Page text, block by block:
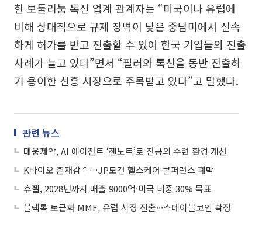
한 보툴리눔 톡신 업계 관계자는 “미국이나 유럽에
비해 상대적으로 규제 장벽이 낮은 중남미에서 신속
하게 허가를 받고 진출할 수 있어 한국 기업들의 진출
사례가 늘고 있다”면서 “필러와 톡신을 동반 진출하
기 용이한 신흥 시장으로 주목받고 있다”고 말했다.
관련 뉴스
대웅제약, AI 에이전트 ‘젠노트’로 전공의 수련 환경 개선
K바이오 존재감↑…JP모건 헬스케어 콘퍼런스 폐막
휴젤, 2028년까지 매출 9000억·미국 비중 30% 목표
블랙록 토큰화 MMF, 유럽 시장 진출∙∙∙스테이블코인 확장